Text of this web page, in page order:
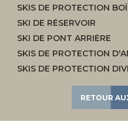
SKIS DE PROTECTION
SKI DE RÉSERVOIR
SKI DE PONT ARRIÈRE
SKIS DE PROTECTION
SKIS DE PROTECTION
RETOUR